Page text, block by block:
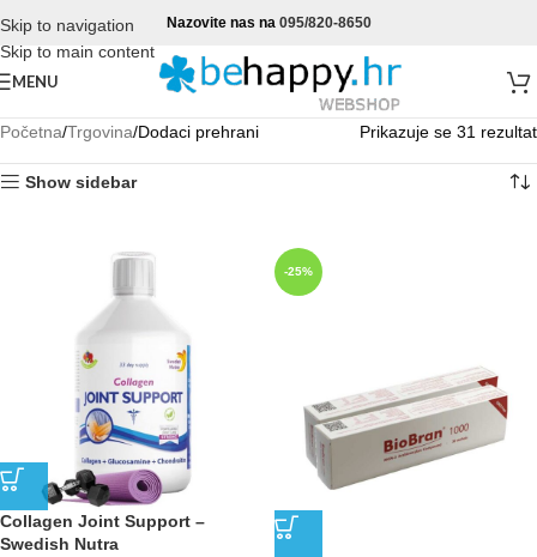
Skip to navigation
Skip to main content
Nazovite nas na 095/820-8650
MENU
Početna Trgovina Dodaci prehrani Prikazuje se 31 rezultat
Show sidebar
Collagen Joint Support –
Swedish Nutra
-25%